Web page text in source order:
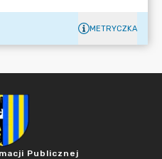
METRYCZKA
Publicznej